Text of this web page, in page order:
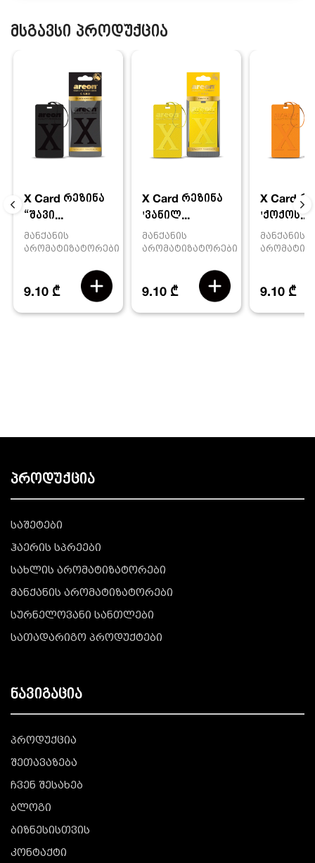
მსგავსი პროდუქცია
X Card რეზინა
“შავი...
მანქანის
არომატიზატორები
9.10 ₾
X Card რეზინა
'ვანილ...
მანქანის
არომატიზატორები
9.10 ₾
X Card
'ქოქოს...
მანქანის
9.10 ₾
პროდუქცია
საშეტები
ჰაერის სპრეები
სახლის არომატიზატორები
მანქანის არომატიზატორები
სურნელოვანი სანთლები
სათადარიგო პროდუქტები
ნავიგაცია
პროდუქცია
შეთავაზება
ჩვენ შესახებ
ბლოგი
ბიზნესისთვის
კონტაქტი